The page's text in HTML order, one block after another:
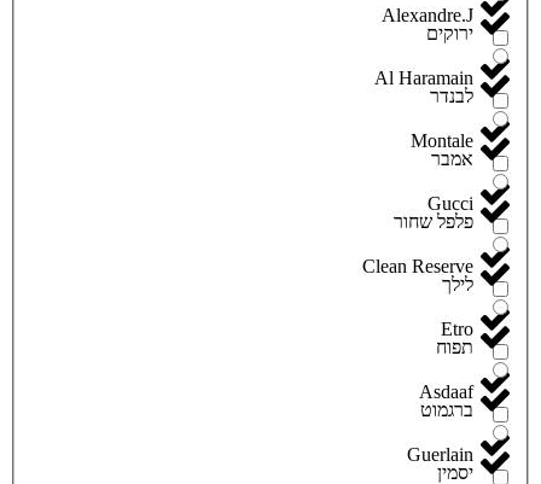
Alexandre.J
Al Haramain
Montale
Gucci
Clean Reserve
Etro
Asdaaf
Guerlain
ירוקים
לבנדר
אמבר
פלפל שחור
לילך
תפוח
ברגמוט
יסמין